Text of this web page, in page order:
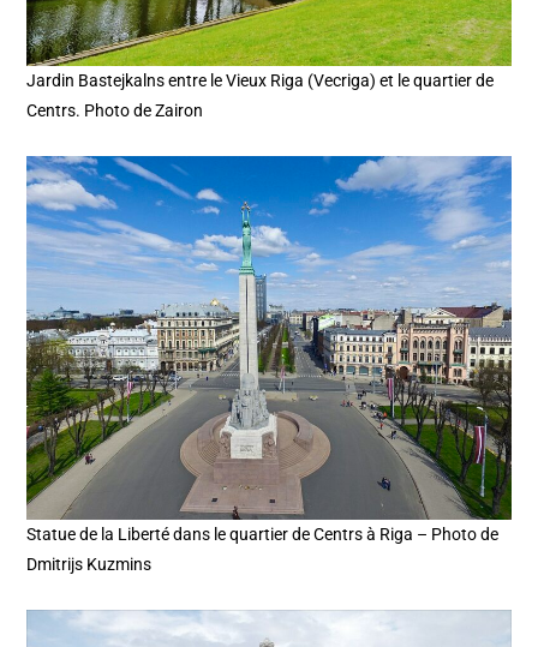
Jardin Bastejkalns entre le Vieux Riga (Vecriga) et le quartier de
Centrs. Photo de Zairon
Statue de la Liberté dans le quartier de Centrs à Riga – Photo de
Dmitrijs Kuzmins